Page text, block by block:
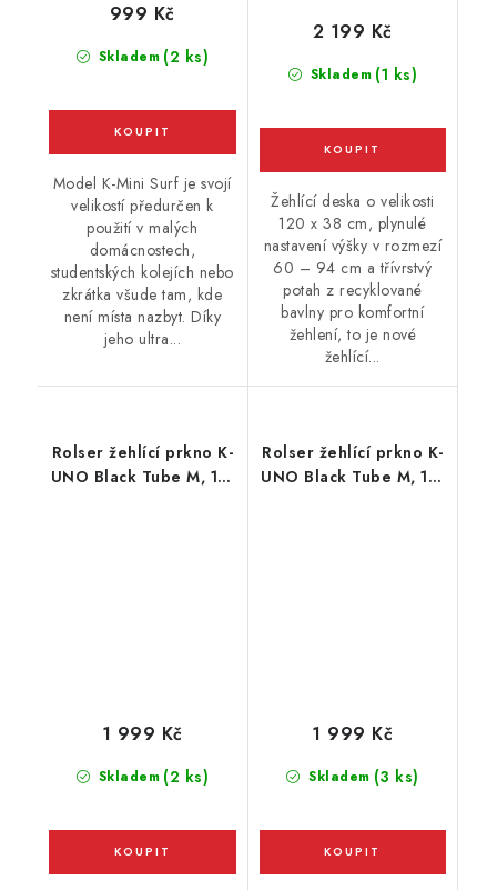
Skladem (2 ks)
999 Kč
Model K-Mini Surf je svojí
velikostí předurčen k
použití v malých
domácnostech,
studentských kolejích nebo
zkrátka všude tam, kde
není místa nazbyt. Díky
jeho ultra...
Skladem (1 ks)
2 199 Kč
Žehlící deska o velikosti
120 x 38 cm, plynulé
nastavení výšky v rozmezí
60 – 94 cm a třívrstvý
potah z recyklované
bavlny pro komfortní
žehlení, to je nové
žehlící...
Rolser žehlící prkno K-
UNO Black Tube M, 115
Skladem (2 ks)
1 999 Kč
Rolser žehlící prkno K-
UNO Black Tube M, 115
Skladem (3 ks)
1 999 Kč